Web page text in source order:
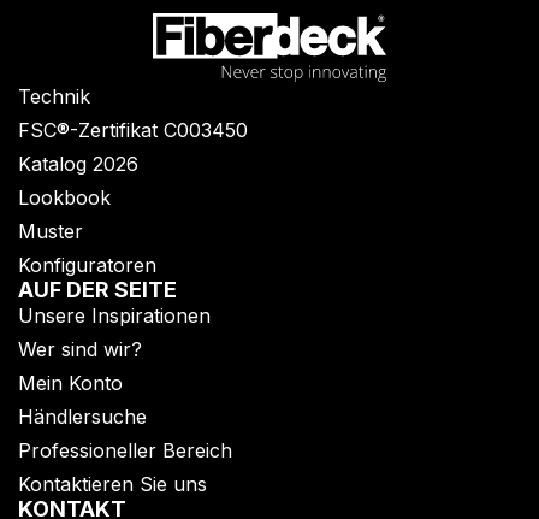
Technik
FSC®-Zertifikat C003450
Katalog 2026
Lookbook
Muster
Konfiguratoren
AUF DER SEITE
Unsere Inspirationen
Wer sind wir?
Mein Konto
Händlersuche
Professioneller Bereich
Kontaktieren Sie uns
KONTAKT